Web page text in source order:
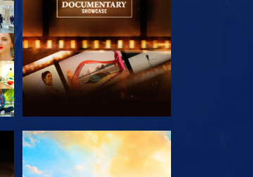
UDFORSK SERIEN